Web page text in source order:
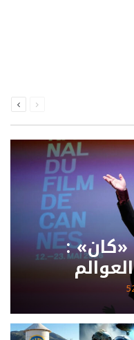
الصفحةالصفحة
: